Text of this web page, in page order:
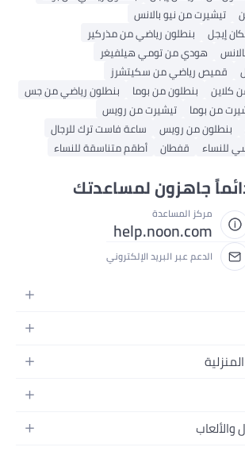
تيشيرت من نيو بالانس
إيجل
بنطلون رياضي من مذركير
هودي من تومي هيلفيغر
قميص رياضي من سكيتشرز
كلاين
بنطلون من بوما
بنطلون رياضي من جس
من بوما
تيشيرت من رويس
بنطلون من رويس
ساعة فاست ترك للرجال
للنساء قفطان أطقم متناسقة للنساء
جاهزون لمساعدتك
مركز المساعدة
help.noon.com
الدعم عبر البريد الإلكتروني